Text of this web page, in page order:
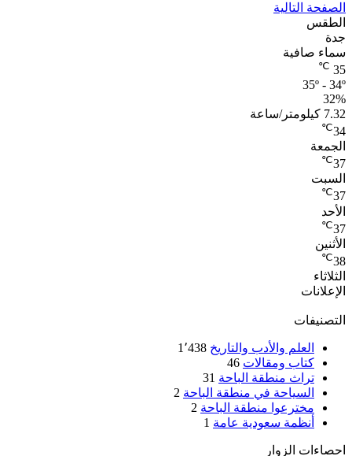
الصفحة التالية
الطقس
جدة
سماء صافية
35
℃
35º - 34º
32%
7.32 كيلومتر/ساعة
34
℃
الجمعة
37
℃
السبت
37
℃
الأحد
37
℃
الأثنين
38
℃
الثلاثاء
الإعلانات
التصنيفات
العلم والأدب والتاريخ 1٬438
كتاب ومقالات 46
تراث منطقة الباحة 31
السياحة في منطقة الباحة 2
مخترعوا منطقة الباحة 2
أنظمة سعودية عامة 1
احصاءات الزوار